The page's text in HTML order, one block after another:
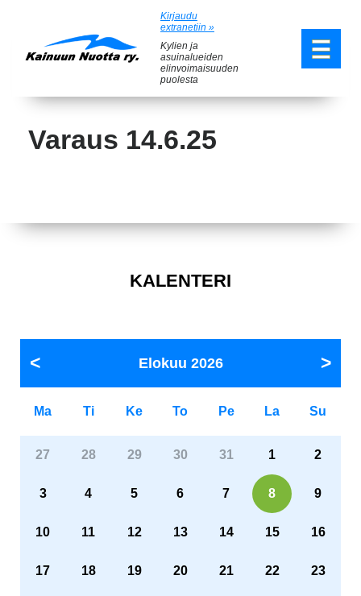
Kirjaudu
extranetiin »
Kylien ja
asuinalueiden
elinvoimaisuuden
puolesta
Varaus 14.6.25
KALENTERI
Elokuu 2026
Ma Ti Ke To Pe La Su
27 28 29 30 31 1 2
3 4 5 6 7 8 9
10 11 12 13 14 15 16
17 18 19 20 21 22 23